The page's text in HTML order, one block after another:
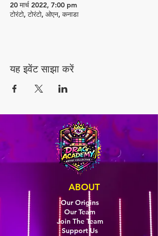
20 मार्च 2022, 7:00 pm
टोरंटो, टोरंटो, ओएन, कनाडा
यह इवेंट साझा करें
ABOUT
Our Origins
Our Team
Join The Team
Support Us